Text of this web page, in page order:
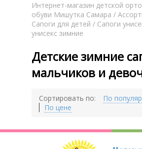
Интернет-магазин детской
обуви Мишутка Самара /
Сапоги для детей / Сапоги
унисекс зимние
Детские зимние
мальчиков и
Сортировать по:
По
По цене